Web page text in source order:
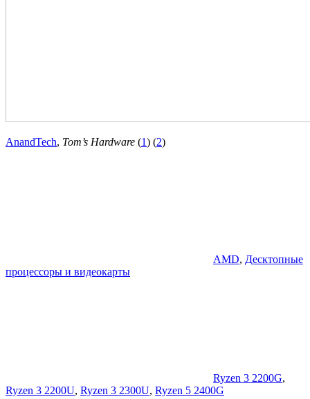
AnandTech, Tom’s Hardware (1) (2)
AMD, Десктопные
процессоры и видеокарты
Ryzen 3 2200G,
Ryzen 3 2200U, Ryzen 3 2300U, Ryzen 5 2400G